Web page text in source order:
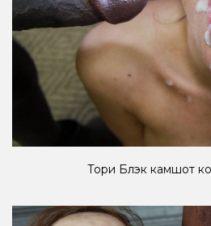
Тори Блэк камшот